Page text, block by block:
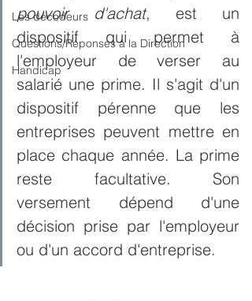
Les décodeurs
Questions/Réponses à la Direction
Handicap
pouvoir d'achat, est un
dispositif qui permet à
l'employeur de verser au
salarié une prime. Il s'agit d'un
dispositif pérenne que les
entreprises peuvent mettre en
place chaque année. La prime
reste facultative. Son
versement dépend d'une
décision prise par l'employeur
ou d'un accord d'entreprise.